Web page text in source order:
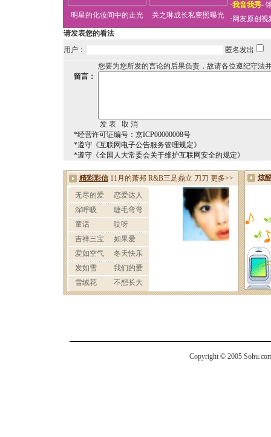
明星的化妆间中的走光 关之琳成长私密照曝光
·我音我秀-
· 网友原创视
请发表您的看法
用户：
匿名发出
您要为您所发的言论的后果负责，故请各位遵纪守法
留言：
*经营许可证编号：京ICP00000008号
*遵守《互联网电子公告服务管理规定》
*遵守《全国人大常委会关于维护互联网安全的规定》
Copyright © 2005